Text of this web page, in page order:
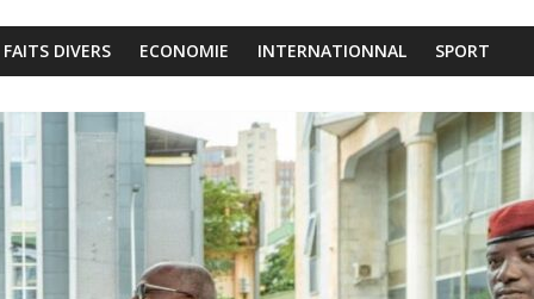
FAITS DIVERS ECONOMIE INTERNATIONNAL SPORT